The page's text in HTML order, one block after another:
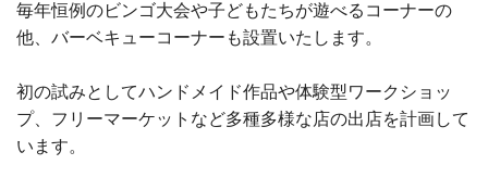
毎年恒例のビンゴ大会や子どもたちが遊べるコーナーの
他、バーベキューコーナーも設置いたします。
初の試みとしてハンドメイド作品や体験型ワークショッ
プ、フリーマーケットなど多種多様な店の出店を計画して
います。